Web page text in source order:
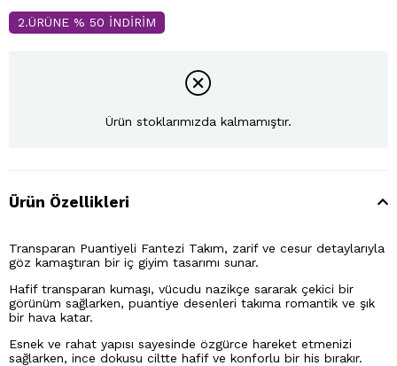
2.ÜRÜNE % 50 İNDİRİM
Ürün stoklarımızda kalmamıştır.
Ürün Özellikleri
Transparan Puantiyeli Fantezi Takım, zarif ve cesur detaylarıyla
göz kamaştıran bir iç giyim tasarımı sunar.
Hafif transparan kumaşı, vücudu nazikçe sararak çekici bir
görünüm sağlarken, puantiye desenleri takıma romantik ve şık
bir hava katar.
Esnek ve rahat yapısı sayesinde özgürce hareket etmenizi
sağlarken, ince dokusu ciltte hafif ve konforlu bir his bırakır.